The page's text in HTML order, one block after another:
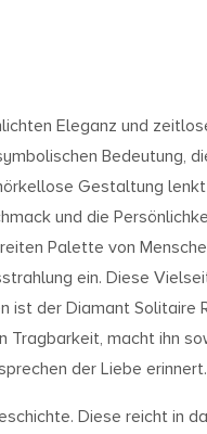
Eleganz und
Bedeutung,
Gestaltung
und die
Palette von
ein. Diese
der Diamant Solitaire
macht ihn
der Liebe erinnert.
Diese reicht in